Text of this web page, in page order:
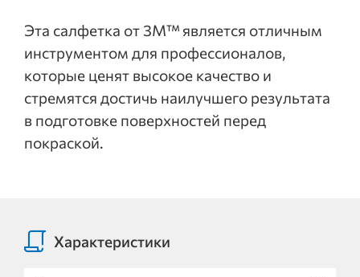
Эта салфетка от 3M™ является отличным
инструментом для профессионалов,
которые ценят высокое качество и
стремятся достичь наилучшего результата
в подготовке поверхностей перед
покраской.
Характеристики